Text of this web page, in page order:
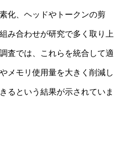
化、ヘッドやトークンの剪
み合わせが研究で多く取り上
査では、これらを統合して適
メモリ使用量を大きく削減し
るという結果が示されていま